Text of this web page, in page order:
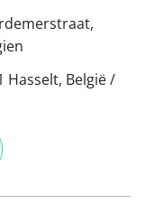
Hasselt, België /